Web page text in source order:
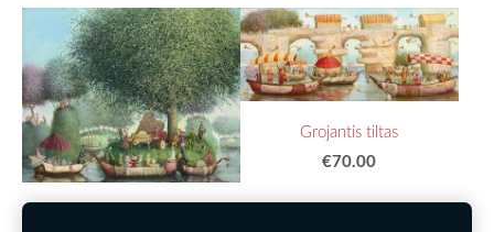
Grojantis tiltas
€70.00